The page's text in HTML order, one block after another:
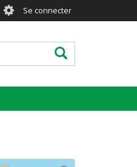
User
account
menu
Se connecter
Rechercher